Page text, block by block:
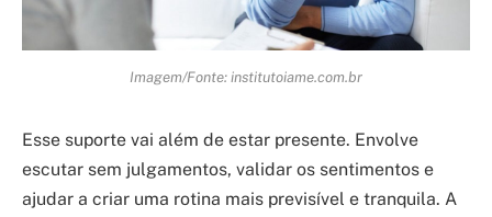
Imagem/Fonte: institutoiame.com.br
Esse suporte vai além de estar presente. Envolve
escutar sem julgamentos, validar os sentimentos e
ajudar a criar uma rotina mais previsível e tranquila. A